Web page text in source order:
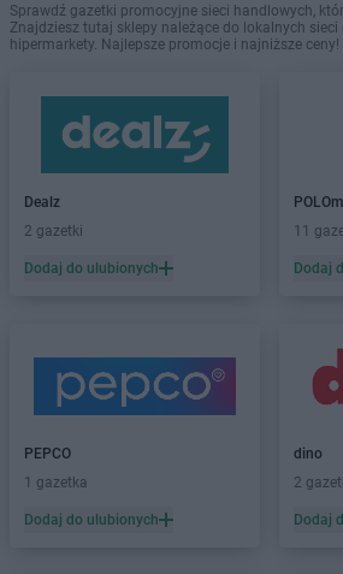
Sprawdź gazetki promocyjne sieci handlowych,
Znajdziesz tutaj sklepy należące do lokalnych sieci
hipermarkety. Najlepsze promocje i najniższe ceny!
Dealz
2 gazetki
Dodaj do ulubionych
11
Dodaj
PEPCO
1 gazetka
Dodaj do ulubionych
dino
2
Dodaj